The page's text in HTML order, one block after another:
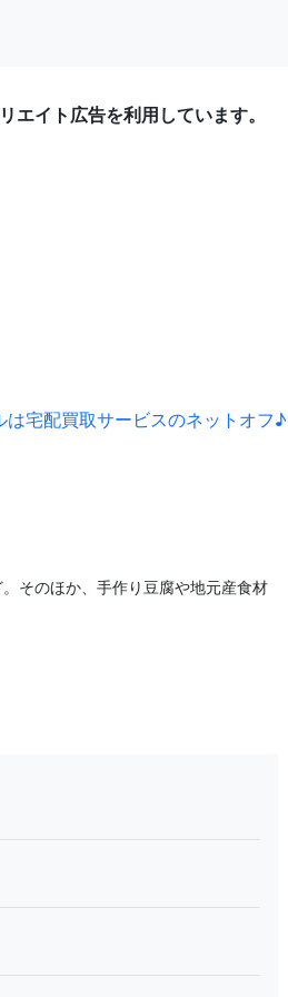
エイト広告を利用しています。
は宅配買取サービスのネットオフ♪
そのほか、手作り豆腐や地元産食材